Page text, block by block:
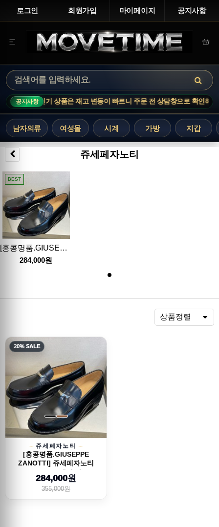
로그인 회원가입 마이페이지 공지사항
공지사항· 인기 상품은 재고 변동이 빠르니 주문 전 상담창으로 확인해 주
남자의류 여성몰 시계 가방 지갑
쥬세페자노티
BEST
[홍콩명품.GIUSEPPE ZANOTTI] 쥬세페자노티 24SS 로고 레더 가죽 굽 구두 로퍼 (2컬러), SE3717, S2, 명품스니커즈,운동화,구두,로퍼,하이탑,신발
284,000원
상품정렬
20% SALE
쥬세페자노티
[홍콩명품.GIUSEPPE
ZANOTTI] 쥬세페자노티
24SS 로고 레더 가...
284,000원
355,000원